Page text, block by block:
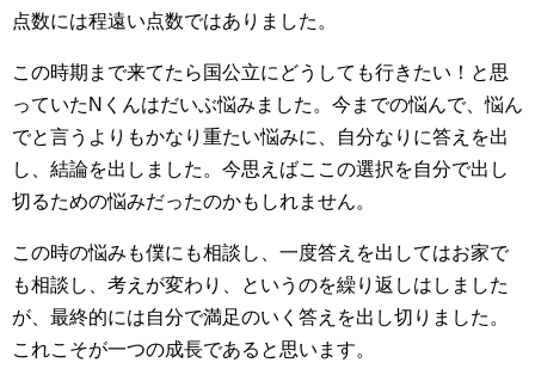
点数には程遠い点数ではありました。
この時期まで来てたら国公立にどうしても行きたい！と思
っていたNくんはだいぶ悩みました。今までの悩んで、悩ん
でと言うよりもかなり重たい悩みに、自分なりに答えを出
し、結論を出しました。今思えばここの選択を自分で出し
切るための悩みだったのかもしれません。
この時の悩みも僕にも相談し、一度答えを出してはお家で
も相談し、考えが変わり、というのを繰り返しはしました
が、最終的には自分で満足のいく答えを出し切りました。
これこそが一つの成長であると思います。